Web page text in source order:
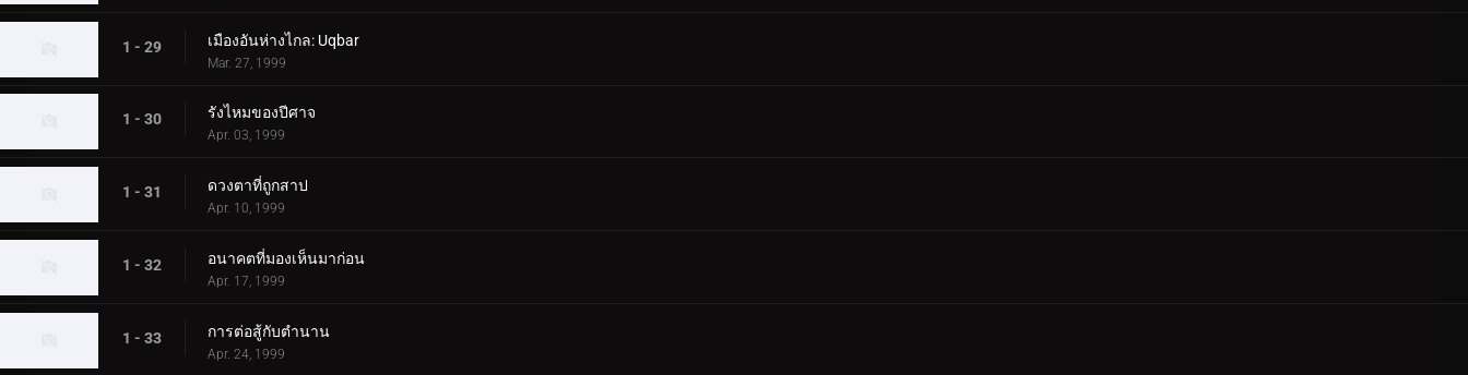
1 - 29 เมืองอันห่างไกล: Uqbar
Mar. 27, 1999
1 - 30 รังไหมของปีศาจ
Apr. 03, 1999
1 - 31 ดวงตาที่ถูกสาป
Apr. 10, 1999
1 - 32 อนาคตที่มองเห็นมาก่อน
Apr. 17, 1999
1 - 33 การต่อสู้กับตำนาน
Apr. 24, 1999